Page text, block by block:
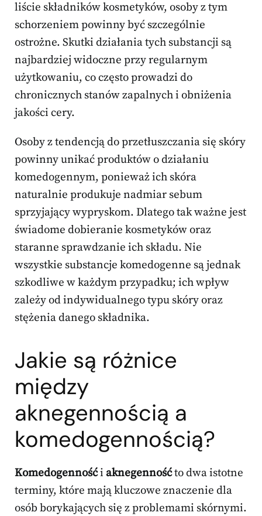
liście składników kosmetyków, osoby z tym
schorzeniem powinny być szczególnie
ostrożne. Skutki działania tych substancji są
najbardziej widoczne przy regularnym
użytkowaniu, co często prowadzi do
chronicznych stanów zapalnych i obniżenia
jakości cery.
Osoby z tendencją do przetłuszczania się skóry
powinny unikać produktów o działaniu
komedogennym, ponieważ ich skóra
naturalnie produkuje nadmiar sebum
sprzyjający wypryskom. Dlatego tak ważne jest
świadome dobieranie kosmetyków oraz
staranne sprawdzanie ich składu. Nie
wszystkie substancje komedogenne są jednak
szkodliwe w każdym przypadku; ich wpływ
zależy od indywidualnego typu skóry oraz
stężenia danego składnika.
Jakie są różnice
między
aknegennością a
komedogennością?
Komedogennośći aknegennośćto dwa istotne
terminy, które mają kluczowe znaczenie dla
osób borykających się z problemami skórnymi.